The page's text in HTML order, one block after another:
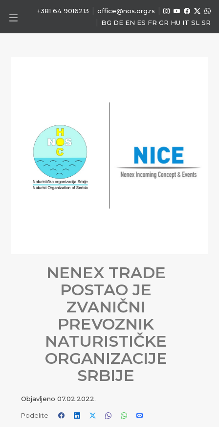
+381 64 9016213 office@nos.org.rs
BG DE EN ES FR GR HU IT SL SR
NENEX TRADE
POSTAO JE
ZVANIČNI
PREVOZNIK
NATURISTIČKE
ORGANIZACIJE
SRBIJE
Objavljeno 07.02.2022.
Podelite